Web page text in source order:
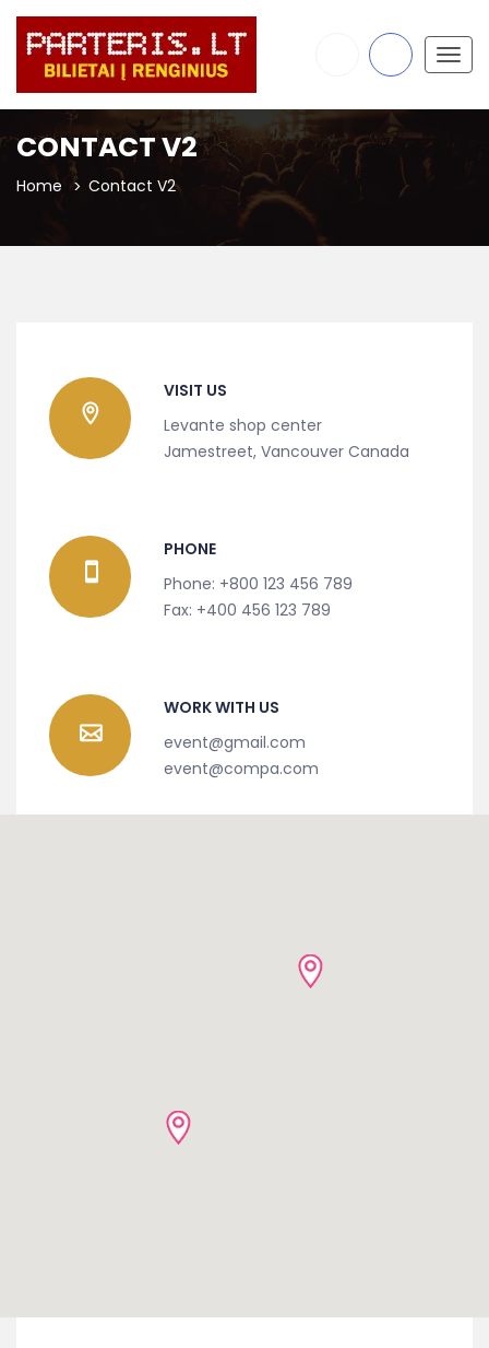
CONTACT V2
Home Contact V2
VISIT US
Levante shop center
Jamestreet, Vancouver Canada
PHONE
Phone: +800 123 456 789
Fax: +400 456 123 789
WORK WITH US
event@gmail.com
event@compa.com